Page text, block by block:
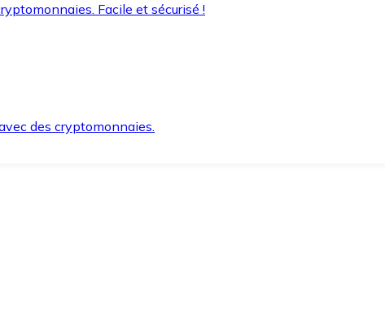
Facile et sécurisé !
des cryptomonnaies.
et en toute sécurité.
vous en avez besoin.